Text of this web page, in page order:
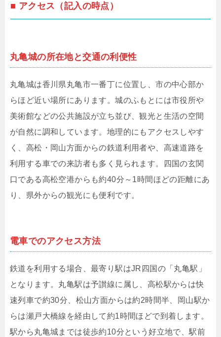
■ アクセス（記入の時点）
丸亀城の所在地と交通の利便性
丸亀城は香川県丸亀市一番丁に位置し、市の中心部か
らほど近い場所にあります。城のふもとには市役所や
美術館などの公共施設が立ち並び、観光と生活の空間
が自然に調和しています。地理的にもアクセスしやす
く、高松・岡山方面からの鉄道利用者や、高速道路を
利用する車での来訪者も多く見られます。四国の玄関
口である高松空港からも約40分～1時間ほどの距離にあ
り、県外からの観光にも便利です。
電車でのアクセス方法
鉄道を利用する場合、最寄り駅はJR四国の「丸亀駅」
となります。丸亀駅は予讃線に属し、高松駅からは快
速列車で約30分、松山方面からは約2時間半、岡山駅か
らは瀬戸大橋線を経由して約1時間ほどで到着します。
駅から丸亀城までは徒歩約10分という好立地で、駅前